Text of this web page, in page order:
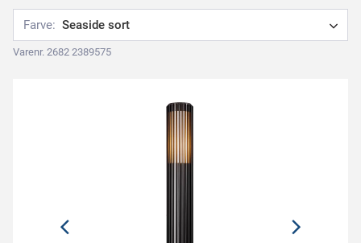
Farve: Seaside sort
Varenr. 2682 2389575